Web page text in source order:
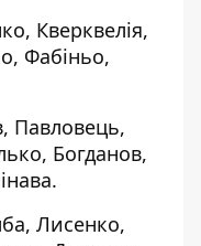
Кверквелія,
Фабіньо,
Павловець,
Богданов,
Лисенко,